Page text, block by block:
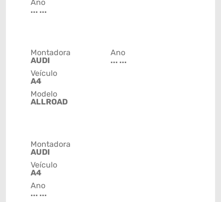
Ano
... ...
Montadora
AUDI
Veículo
A4
Modelo
ALLROAD
Ano
... ...
Montadora
AUDI
Veículo
A4
Ano
... ...